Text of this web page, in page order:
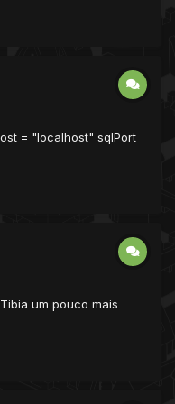
= "localhost" sqlPort
um pouco mais